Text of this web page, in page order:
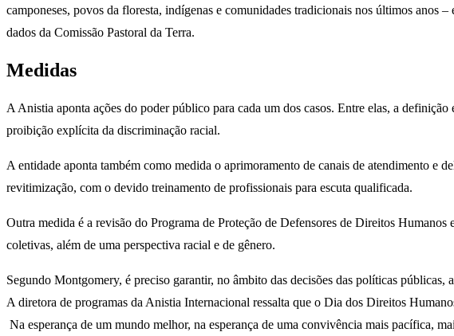
camponeses, povos da floresta, indígenas e comunidades tradicionais nos últimos anos
dados da Comissão Pastoral da Terra.
Medidas
A Anistia aponta ações do poder público para cada um dos casos. Entre elas, a
proibição explícita da discriminação racial.
A entidade aponta também como medida o aprimoramento de canais de atendimento e
revitimização, com o devido treinamento de profissionais para escuta qualificada.
Outra medida é a revisão do Programa de Proteção de Defensores de Direitos
coletivas, além de uma perspectiva racial e de gênero.
Segundo Montgomery, é preciso garantir, no âmbito das decisões das políticas públicas,
A diretora de programas da Anistia Internacional ressalta que o Dia dos Direitos
Na esperança de um mundo melhor, na esperança de uma convivência mais pacífica,